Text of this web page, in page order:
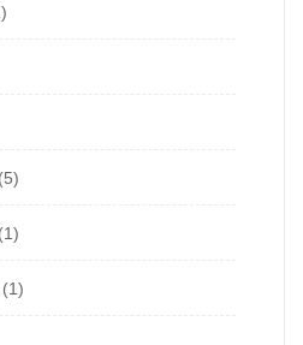
(5)
(1)
(1)